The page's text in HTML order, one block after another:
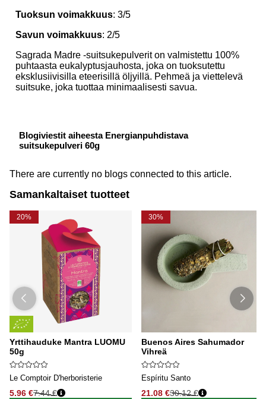
Tuoksun voimakkuus: 3/5
Savun voimakkuus: 2/5
Sagrada Madre -suitsukepulverit on valmistettu 100%
puhtaasta eukalyptusjauhosta, joka on tuoksutettu
eksklusiivisilla eteerisillä öljyillä. Pehmeä ja viettelevä
suitsuke, joka tuottaa minimaalisesti savua.
Blogiviestit aiheesta Energianpuhdistava
suitsukepulveri 60g
There are currently no blogs connected to this article.
Samankaltaiset tuotteet
20%
Yrttihauduke Mantra LUOMU
50g
Le Comptoir D'herboristerie
5.96 €7.44 €
30%
Buenos Aires Sahumador
Vihreä
Espíritu Santo
21.08 €30.12 €